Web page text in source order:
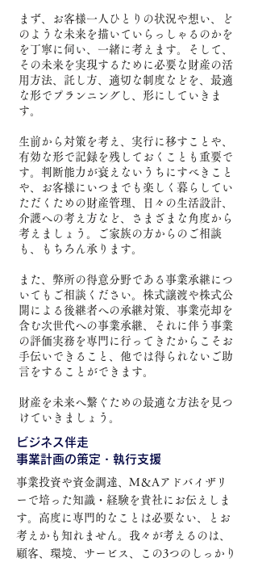
まず、お客様一人ひとりの状況や想い、ど
のような未来を描いていらっしゃるのかを
を丁寧に伺い、一緒に考えます。そして、
その未来を実現するために必要な財産の活
用方法、託し方、適切な制度などを、最適
な形でプランニングし、形にしていきま
す。
生前から対策を考え、実行に移すことや、
有効な形で記録を残しておくことも重要で
す。判断能力が衰えないうちにすべきこと
や、お客様にいつまでも楽しく暮らしてい
ただくための財産管理、日々の生活設計、
介護への考え方​など、さまざまな角度から
考えましょう。ご家族の方からのご相談
も、もちろん承ります。
また、弊所の得意分野である事業承継につ
いてもご相談ください。株式譲渡や株式公
開による後継者への承継対策、事業売却を
含む次世代への事業承継、それに伴う事業
の評価実務を専門に行ってきたからこそお
手伝いできること、他では得られないご助
言をすることができます。
財産を未来へ繋ぐための最適な方法を見つ
けていきましょう。
ビジネス伴走
事業計画の策定・執行支援
事業投資や資金調達、M＆Aアドバイザリ
ーで培った知識・経験を貴社にお伝えしま
す。高度に専門的なことは必要ない、とお
考えかも知れません。​我々が考えるのは、
顧客、環境、サービス、この3つのしっかり